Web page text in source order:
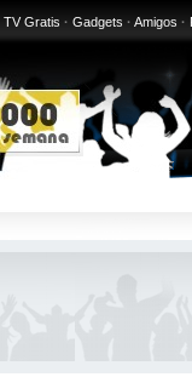
TV Gratis · Gadgets · Amigos ·